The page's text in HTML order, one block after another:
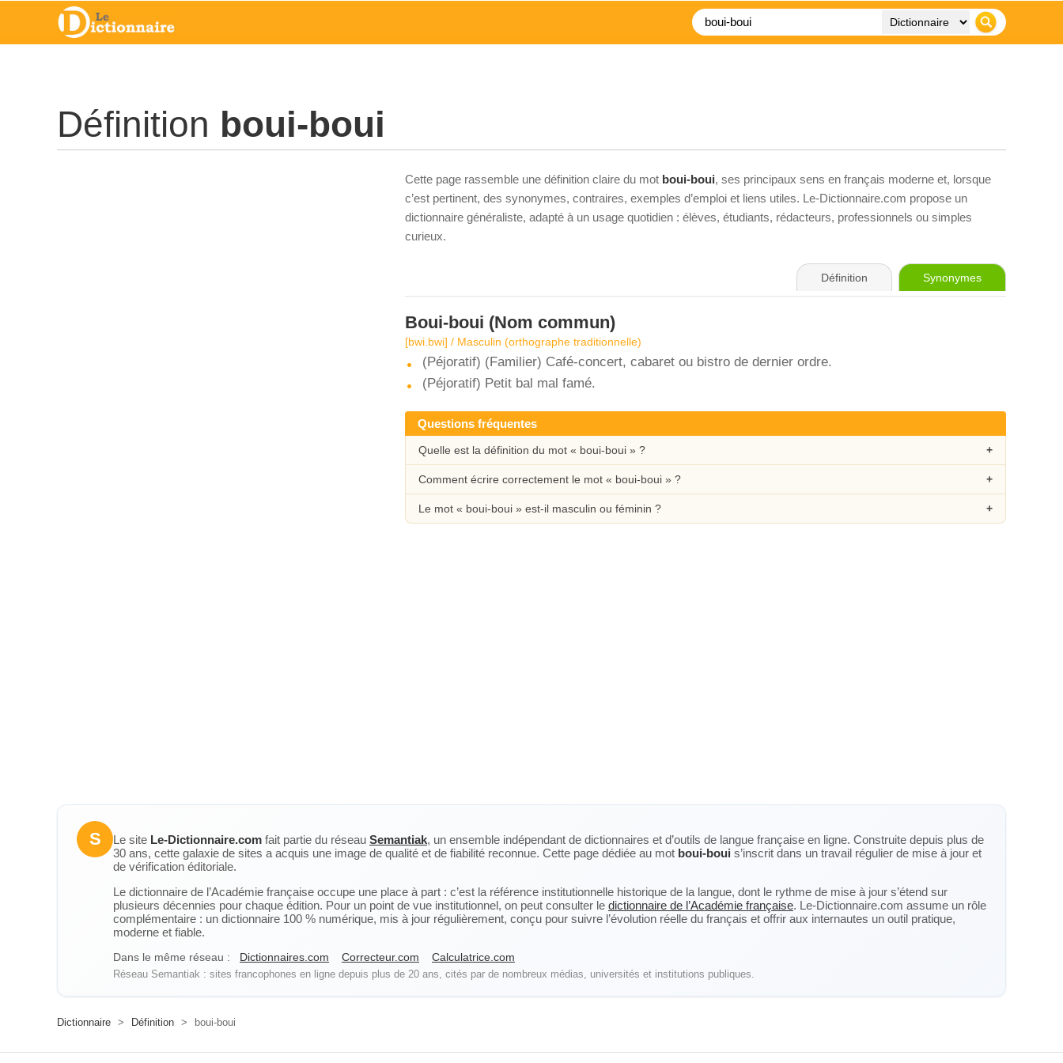
Définition boui-boui
Cette page rassemble une définition claire du mot boui-boui, ses principaux sens en français moderne et, lorsque
c’est pertinent, des synonymes, contraires, exemples d’emploi et liens utiles. Le-Dictionnaire.com propose un
dictionnaire généraliste, adapté à un usage quotidien : élèves, étudiants, rédacteurs, professionnels ou simples
curieux.
Définition Synonymes
Boui-boui (Nom commun)
[bwi.bwi] / Masculin (orthographe traditionnelle)
(Péjoratif) (Familier) Café-concert, cabaret ou bistro de dernier ordre.
(Péjoratif) Petit bal mal famé.
Questions fréquentes
Quelle est la définition du mot « boui-boui » ?
Comment écrire correctement le mot « boui-boui » ?
Le mot « boui-boui » est-il masculin ou féminin ?
S Le site Le-Dictionnaire.com fait partie du réseau Semantiak, un ensemble indépendant de dictionnaires et d’outils de langue française en ligne. Construite depuis plus de
30 ans, cette galaxie de sites a acquis une image de qualité et de fiabilité reconnue. Cette page dédiée au mot boui-boui s’inscrit dans un travail régulier de mise à jour et
de vérification éditoriale.
Le dictionnaire de l’Académie française occupe une place à part : c’est la référence institutionnelle historique de la langue, dont le rythme de mise à jour s’étend sur
plusieurs décennies pour chaque édition. Pour un point de vue institutionnel, on peut consulter le dictionnaire de l’Académie française. Le-Dictionnaire.com assume un rôle
complémentaire : un dictionnaire 100 % numérique, mis à jour régulièrement, conçu pour suivre l’évolution réelle du français et offrir aux internautes un outil pratique,
moderne et fiable.
Dans le même réseau : Dictionnaires.com Correcteur.com Calculatrice.com
Réseau Semantiak : sites francophones en ligne depuis plus de 20 ans, cités par de nombreux médias, universités et institutions publiques.
Dictionnaire > Définition > boui-boui